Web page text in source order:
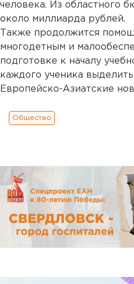
человека. Из областного
около миллиарда рублей.
Также продолжится
многодетным и
подготовке к началу
каждого ученика
Европейско-Азиатские
Общество